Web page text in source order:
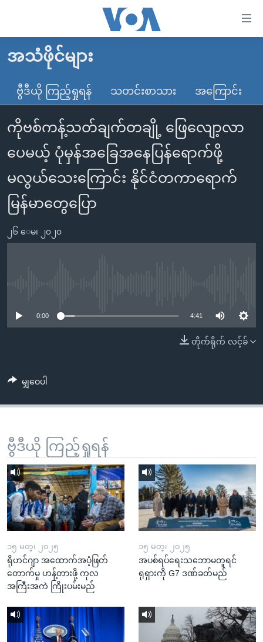
လွယ်ကူ
သည့်
Link
များ
ပင်မ
အကြောင်းအရာ
ကျော်
ရန်
ကျော်
ရှာဖွေ
နေရာ
ကျော်
ရန်
မူလစာမျက်နှာ
မြန်မာ
ကမ္ဘာ့သတင်းများ
နိုင်ငံတကာ
အမေရိကန်
တရုတ်
အစ္စရေး-ပါလက်စတိုင်း
ဗွီဒီယို
သတင်းလွတ်လပ်ခွင့်
ရပ်ဝန်းတခု လမ်းတခု အလွန်
အင်္ဂလိပ်စာလေ့လာမယ်
အမေရိကန်သုံးအီဒီယံ
မကြေးမုံရဲ့ အင်္ဂလိပ်စာ
အပတ်စဉ်ကဏ္ဍများ
ရေဒီယို
ရေဒီယိုနှင့်ရုပ်သံ အချက်အလက်များ
ဗွီအိုအေ လူမှုကွန်ယက်များ
အသံဖိုင်များ
ဗွီဒီယို ကြည့်ရှုရန် သတင်းစာသား အကြောင်း
ကိုဗစ်ကန့်သတ်ချက်တချို့ ဖြေလျော့လာ
ပေမယ့် ပုံမှန်အခြေအနေပြန်ရောက်ဖို့
မလွယ်သေးကြောင်း နိုင်ငံတကာရောက်
မြန်မာတွေပြော
၂၆ ေမ၊ ၂၀၂၀
0:00 4:41
တိုက်ရိုက် လင့်ခ်
မျှဝေပါ
ဗွီဒီယို ကြည့်ရှုရန်
၁၅ မတ္၊ ၂၀၂၅
ရိုဟင်ဂျာ အထောက်အပံ့ဖြတ်
တောက်မှု ဟန့်တားဖို့ ကုလ
အကြီးအကဲ ကြိုးပမ်းမည်
၁၅ မတ္၊ ၂၀၂၅
အပစ်ရပ်ရေးသဘောမတူရင်
ရုရှားကို G7 ဒဏ်ခတ်မည်